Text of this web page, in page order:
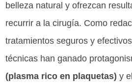
belleza natural y ofrezcan
recurrir a la cirugía. Como
tratamientos seguros y
técnicas han ganado
(plasma rico en plaquetas) y